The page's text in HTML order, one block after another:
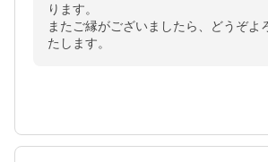
ります。
またご縁がございましたら、どうぞよ
たします。